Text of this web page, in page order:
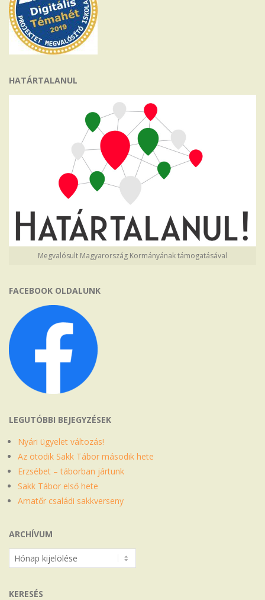
HATÁRTALANUL
Megvalósult Magyarország Kormányának támogatásával
FACEBOOK OLDALUNK
LEGUTÓBBI BEJEGYZÉSEK
Nyári ügyelet változás!
Az ötödik Sakk Tábor második hete
Erzsébet – táborban jártunk
Sakk Tábor első hete
Amatőr családi sakkverseny
ARCHÍVUM
Archívum
KERESÉS